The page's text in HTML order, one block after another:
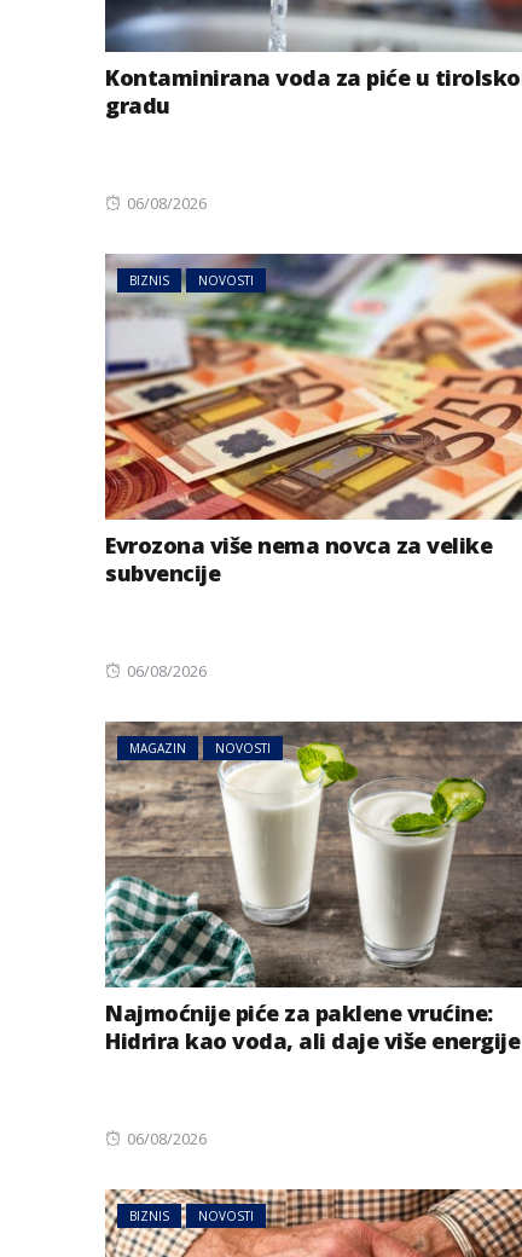
Kontaminirana voda za piće u
gradu
Posted
06/08/2026
BIZNIS NOVOSTI
Evrozona više nema novca za velike
subvencije
Posted
06/08/2026
MAGAZIN NOVOSTI
Najmoćnije piće za paklene vrućine:
Hidrira kao voda, ali daje više energije
Posted
06/08/2026
BIZNIS NOVOSTI